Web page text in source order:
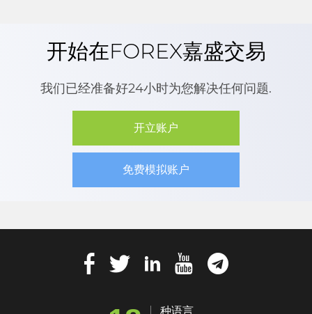
开始在FOREX嘉盛交易
我们已经准备好24小时为您解决任何问题.
开立账户
免费模拟账户
种语言